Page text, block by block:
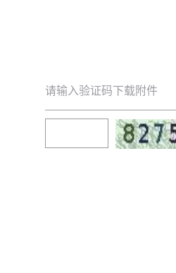
请输入验证码下载附件